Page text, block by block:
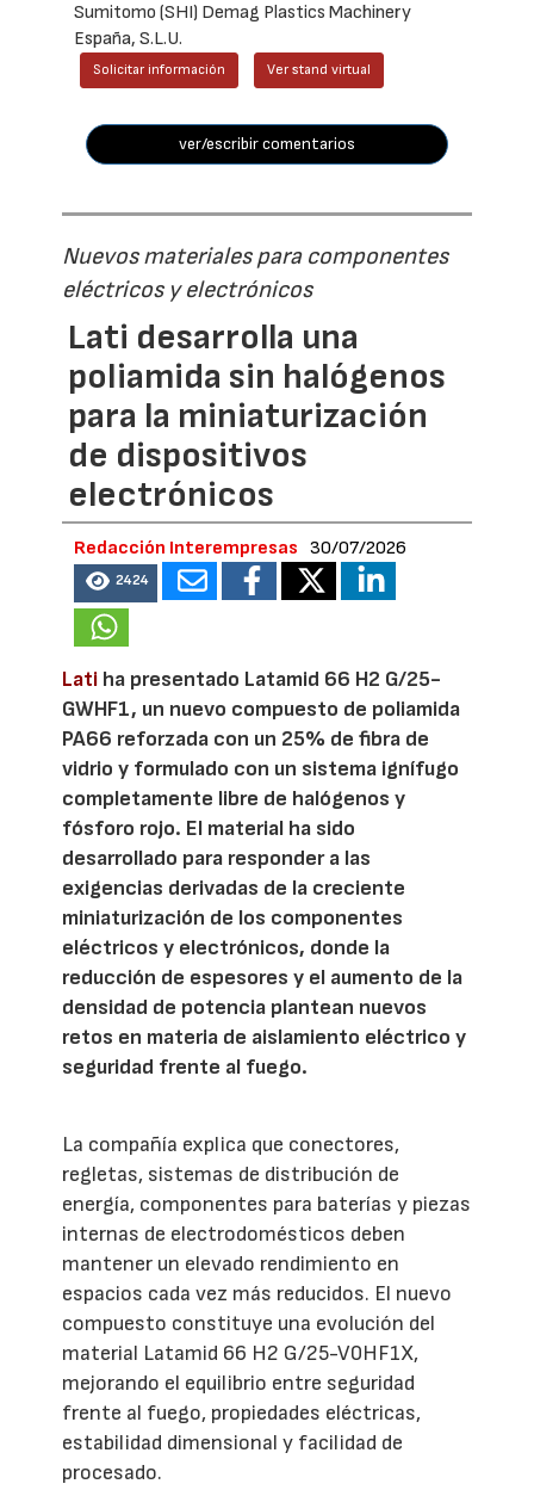
Sumitomo (SHI) Demag Plastics Machinery
España, S.L.U.
Solicitar información Ver stand virtual
ver/escribir comentarios
Nuevos materiales para componentes
eléctricos y electrónicos
Lati desarrolla una
poliamida sin halógenos
para la miniaturización
de dispositivos
electrónicos
Redacción Interempresas 30/07/2026
2424
Lati ha presentado Latamid 66 H2 G/25-
GWHF1, un nuevo compuesto de poliamida
PA66 reforzada con un 25% de fibra de
vidrio y formulado con un sistema ignífugo
completamente libre de halógenos y
fósforo rojo. El material ha sido
desarrollado para responder a las
exigencias derivadas de la creciente
miniaturización de los componentes
eléctricos y electrónicos, donde la
reducción de espesores y el aumento de la
densidad de potencia plantean nuevos
retos en materia de aislamiento eléctrico y
seguridad frente al fuego.
La compañía explica que conectores,
regletas, sistemas de distribución de
energía, componentes para baterías y piezas
internas de electrodomésticos deben
mantener un elevado rendimiento en
espacios cada vez más reducidos. El nuevo
compuesto constituye una evolución del
material Latamid 66 H2 G/25-V0HF1X,
mejorando el equilibrio entre seguridad
frente al fuego, propiedades eléctricas,
estabilidad dimensional y facilidad de
procesado.